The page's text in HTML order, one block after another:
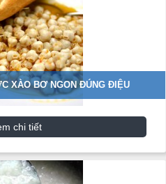
XÀO BƠ NGON ĐÚNG ĐIỆU
chi tiết